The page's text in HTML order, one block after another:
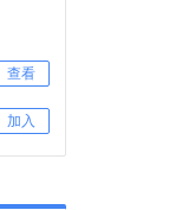
查看
加入